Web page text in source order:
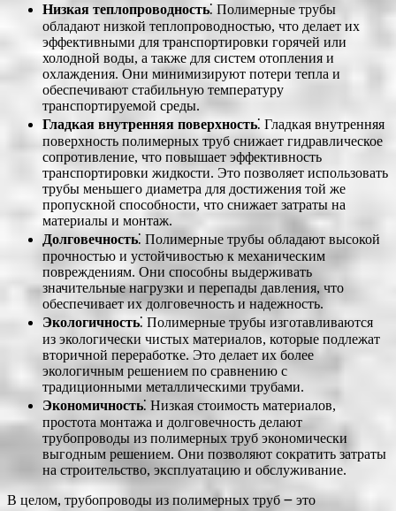
Низкая теплопроводность⁚ Полимерные трубы
обладают низкой теплопроводностью, что делает их
эффективными для транспортировки горячей или
холодной воды, а также для систем отопления и
охлаждения. Они минимизируют потери тепла и
обеспечивают стабильную температуру
транспортируемой среды.
Гладкая внутренняя поверхность⁚ Гладкая внутренняя
поверхность полимерных труб снижает гидравлическое
сопротивление, что повышает эффективность
транспортировки жидкости. Это позволяет использовать
трубы меньшего диаметра для достижения той же
пропускной способности, что снижает затраты на
материалы и монтаж.
Долговечность⁚ Полимерные трубы обладают высокой
прочностью и устойчивостью к механическим
повреждениям. Они способны выдерживать
значительные нагрузки и перепады давления, что
обеспечивает их долговечность и надежность.
Экологичность⁚ Полимерные трубы изготавливаются
из экологически чистых материалов, которые подлежат
вторичной переработке. Это делает их более
экологичным решением по сравнению с
традиционными металлическими трубами.
Экономичность⁚ Низкая стоимость материалов,
простота монтажа и долговечность делают
трубопроводы из полимерных труб экономически
выгодным решением. Они позволяют сократить затраты
на строительство, эксплуатацию и обслуживание.
В целом, трубопроводы из полимерных труб ౼ это